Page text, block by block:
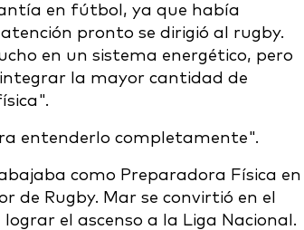
en fútbol, ya que había
pronto se dirigió al rugby.
en un sistema energético, pero
integrar la mayor cantidad de
entenderlo completamente".
como Preparadora Física en
de Rugby. Mar se convirtió en el
el ascenso a la Liga Nacional.